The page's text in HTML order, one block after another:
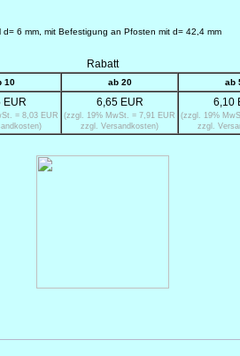
6 mm, mit Befestigung an Pfosten mit d= 42,4 mm
Rabatt
10 ab 20 ab
EUR
= 8,03 EUR
6,65 EUR
(zzgl. 19% MwSt. = 7,91 EUR
zzgl. Versandkosten)
6,10
(zzgl. 19%
zzgl.